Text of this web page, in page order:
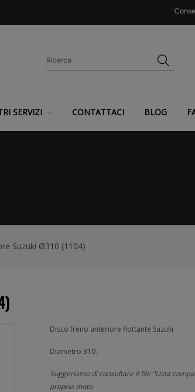
SERVIZI CONTATTACI BLOG
Suzuki Ø310 (1104)
Disco freno anteriore flottante Suzuki
Diametro 310.
Suggeriamo di consultare il file "Lista
propria moto